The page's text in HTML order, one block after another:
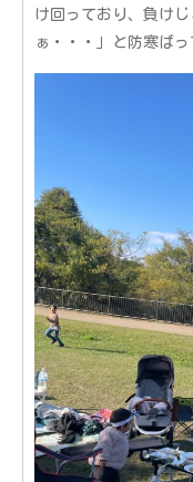
け回っており、負け
ぁ・・・」と防寒ば